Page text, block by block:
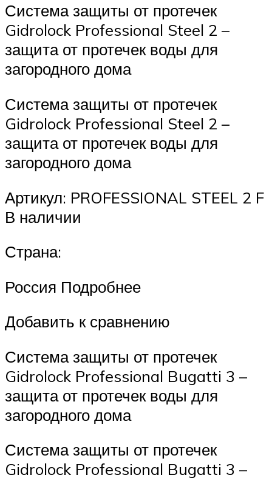
Система защиты от протечек
Gidrolock Professional Steel 2 –
защита от протечек воды для
загородного дома
Система защиты от протечек
Gidrolock Professional Steel 2 –
защита от протечек воды для
загородного дома
Артикул: PROFESSIONAL STEEL 2 F
В наличии
Страна:
Россия Подробнее
Добавить к сравнению
Система защиты от протечек
Gidrolock Professional Bugatti 3 –
защита от протечек воды для
загородного дома
Система защиты от протечек
Gidrolock Professional Bugatti 3 –